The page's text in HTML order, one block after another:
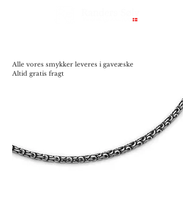
Alle vores smykker leveres i gaveæske
Altid gratis fragt